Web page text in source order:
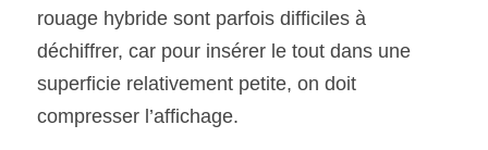
rouage hybride sont parfois difficiles à
déchiffrer, car pour insérer le tout dans une
superficie relativement petite, on doit
compresser l’affichage.